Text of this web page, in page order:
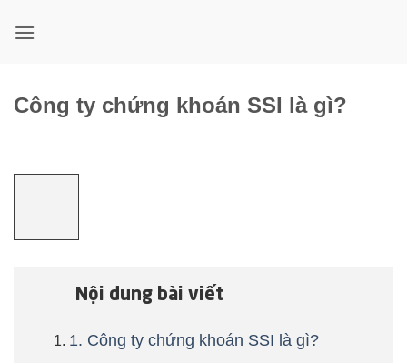
qua
Công ty chứng khoán SSI là gì?
Nội dung bài viết
1. Công ty chứng khoán SSI là gì?